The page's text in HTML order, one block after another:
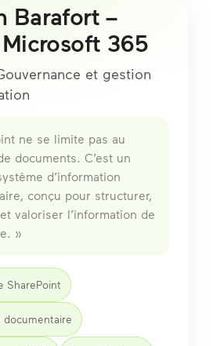
Barafort –
365
et gestion
ne se limite pas au
documents. C’est un
d’information
conçu pour structurer,
valoriser l’information de
»
SharePoint
documentaire